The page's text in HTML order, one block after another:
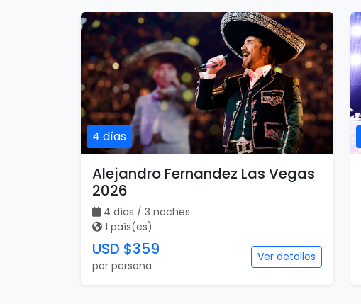
4 días
Alejandro Fernandez Las Vegas
2026
4 días / 3 noches
1 país(es)
USD $359
por persona
Ver detalles